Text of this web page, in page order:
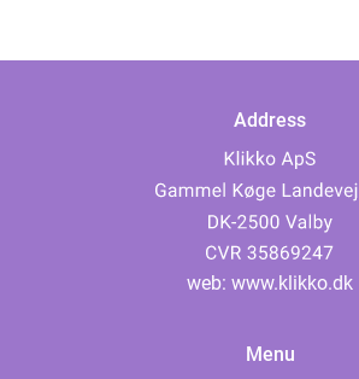
Address
web: www.klikko.dk
Menu